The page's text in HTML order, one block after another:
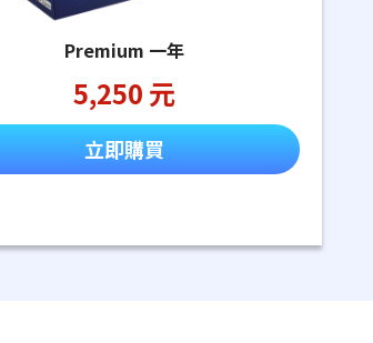
Premium 一年
5,250 元
立即購買